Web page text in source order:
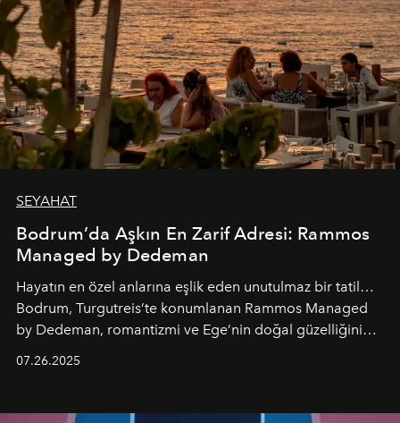
SEYAHAT
Bodrum’da Aşkın En Zarif Adresi: Rammos
Managed by Dedeman
Hayatın en özel anlarına eşlik eden unutulmaz bir tatil…
Bodrum, Turgutreis’te konumlanan Rammos Managed
by Dedeman, romantizmi ve Ege’nin doğal güzelliğini
07.26.2025